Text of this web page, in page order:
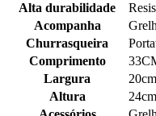
Alta durabilidade
Acompanha
Churrasqueira
Comprimento
Largura
20cm
Altura
24cm